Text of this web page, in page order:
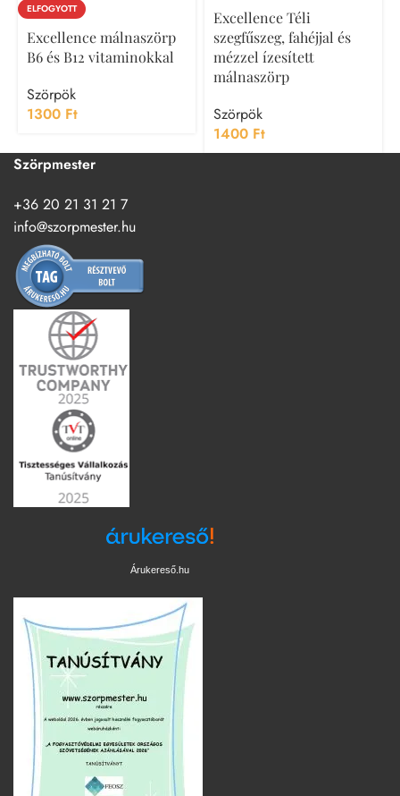
ELFOGYOTT
Excellence málnaszörp
B6 és B12 vitaminokkal
Szörpök
1300 Ft
Excellence Téli
szegfűszeg, fahéjjal és
mézzel ízesített
málnaszörp
Szörpök
1400 Ft
Szörpmester
+36 20 21 31 21 7
info@szorpmester.hu
Árukereső.hu